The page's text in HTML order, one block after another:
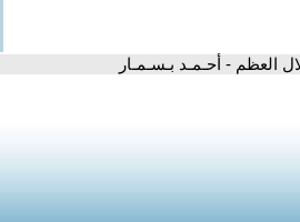
العظم - أحـمـد بـسـمـار